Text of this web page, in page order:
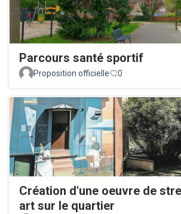
Parcours santé sportif
Proposition officielle
0
Création d'une oeuvre de
art sur le quartier